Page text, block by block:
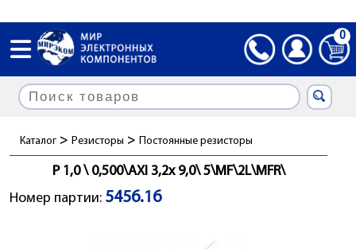
0
Каталог > Резисторы > Постоянные резисторы
Р 1,0 \ 0,500\AXI 3,2x 9,0\ 5\MF\2L\MFR\
Номер партии: 5456.16